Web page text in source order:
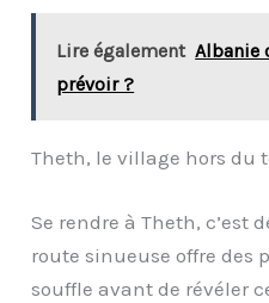
Lire également Albanie
prévoir ?
Theth, le village hors du
Se rendre à Theth, c’est
route sinueuse offre des
souffle avant de révéler